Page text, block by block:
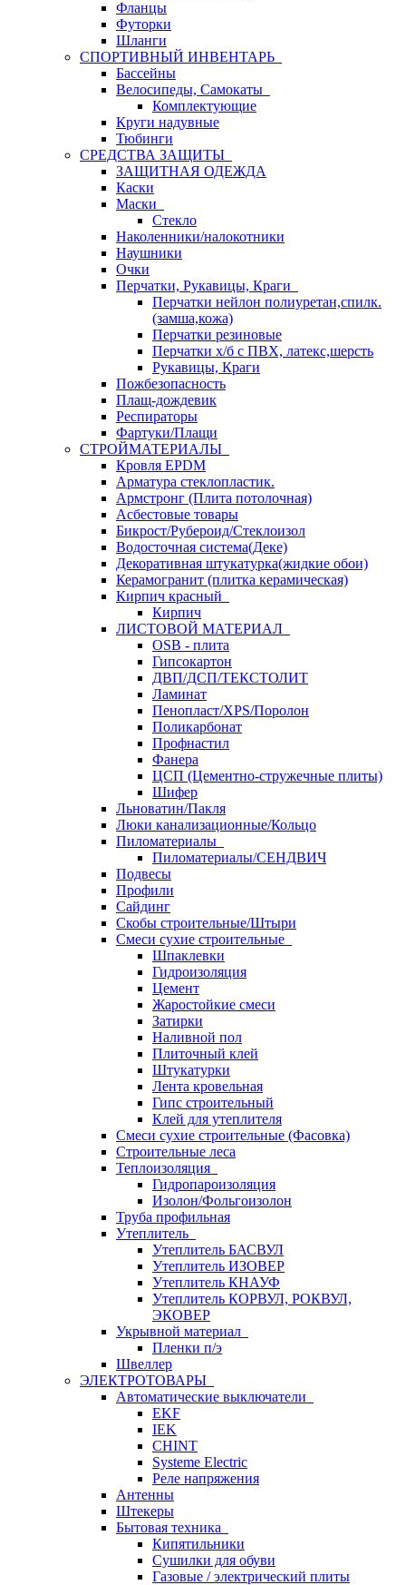
Фланцы
Футорки
Шланги
СПОРТИВНЫЙ ИНВЕНТАРЬ
Бассейны
Велосипеды, Самокаты
Комплектующие
Круги надувные
Тюбинги
СРЕДСТВА ЗАЩИТЫ
ЗАЩИТНАЯ ОДЕЖДА
Каски
Маски
Стекло
Наколенники/налокотники
Наушники
Очки
Перчатки, Рукавицы, Краги
Перчатки нейлон полиуретан,спилк.
(замша,кожа)
Перчатки резиновые
Перчатки х/б с ПВХ, латекс,шерсть
Рукавицы, Краги
Пожбезопасность
Плащ-дождевик
Респираторы
Фартуки/Плащи
СТРОЙМАТЕРИАЛЫ
Кровля ЕРDM
Арматура стеклопластик.
Армстронг (Плита потолочная)
Асбестовые товары
Бикрост/Рубероид/Стеклоизол
Водосточная система(Деке)
Декоративная штукатурка(жидкие обои)
Керамогранит (плитка керамическая)
Кирпич красный
Кирпич
ЛИСТОВОЙ МАТЕРИАЛ
OSB - плита
Гипсокартон
ДВП/ДСП/ТЕКСТОЛИТ
Ламинат
Пенопласт/XPS/Поролон
Поликарбонат
Профнастил
Фанера
ЦСП (Цементно-стружечные плиты)
Шифер
Льноватин/Пакля
Люки канализационные/Кольцо
Пиломатериалы
Пиломатериалы/СЕНДВИЧ
Подвесы
Профили
Сайдинг
Скобы строительные/Штыри
Смеси сухие строительные
Шпаклевки
Гидроизоляция
Цемент
Жаростойкие смеси
Затирки
Наливной пол
Плиточный клей
Штукатурки
Лента кровельная
Гипс строительный
Клей для утеплителя
Смеси сухие строительные (Фасовка)
Строительные леса
Теплоизоляция
Гидропароизоляция
Изолон/Фольгоизолон
Труба профильная
Утеплитель
Утеплитель БАСВУЛ
Утеплитель ИЗОВЕР
Утеплитель КНАУФ
Утеплитель КОРВУЛ, РОКВУЛ,
ЭКОВЕР
Укрывной материал
Пленки п/э
Швеллер
ЭЛЕКТРОТОВАРЫ
Автоматические выключатели
EKF
IEK
CHINT
Systeme Electric
Реле напряжения
Антенны
Штекеры
Бытовая техника
Кипятильники
Сушилки для обуви
Газовые / электрический плиты